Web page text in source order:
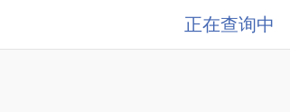
正在查询中